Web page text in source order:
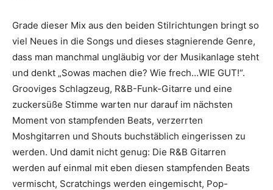
Grade dieser Mix aus den beiden Stilrichtungen bringt so
viel Neues in die Songs und dieses stagnierende Genre,
dass man manchmal ungläubig vor der Musikanlage steht
und denkt „Sowas machen die? Wie frech…WIE GUT!“.
Grooviges Schlagzeug, R&B-Funk-Gitarre und eine
zuckersüße Stimme warten nur darauf im nächsten
Moment von stampfenden Beats, verzerrten
Moshgitarren und Shouts buchstäblich eingerissen zu
werden. Und damit nicht genug: Die R&B Gitarren
werden auf einmal mit eben diesen stampfenden Beats
vermischt, Scratchings werden eingemischt, Pop-